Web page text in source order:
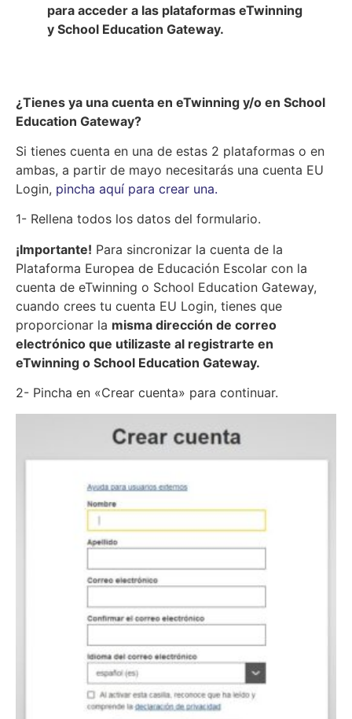
para acceder a las plataformas eTwinning
y School Education Gateway.
¿Tienes ya una cuenta en eTwinning y/o en School
Education Gateway?
Si tienes cuenta en una de estas 2 plataformas o en
ambas, a partir de mayo necesitarás una cuenta EU
Login, pincha aquí para crear una.
1- Rellena todos los datos del formulario.
¡Importante! Para sincronizar la cuenta de la
Plataforma Europea de Educación Escolar con la
cuenta de eTwinning o School Education Gateway,
cuando crees tu cuenta EU Login, tienes que
proporcionar la misma dirección de correo
electrónico que utilizaste al registrarte en
eTwinning o School Education Gateway.
2- Pincha en «Crear cuenta» para continuar.